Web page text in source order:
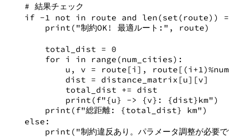
# 結果チェック
if -1 not in route and len (set (route))
print ( "制約OK! 最適ルート: " , route)
total_dist = 0
for i in range (num_cities):
u, v = route[i], route[(i +1 )%
dist = distance_matrix[u][v]
total_dist += dist
print (f" {u} -> {v} : {dist}km" )
print (f"総距離: {total_dist} km" )
else :
print ( "制約違反あり。パラメータ調整が必要